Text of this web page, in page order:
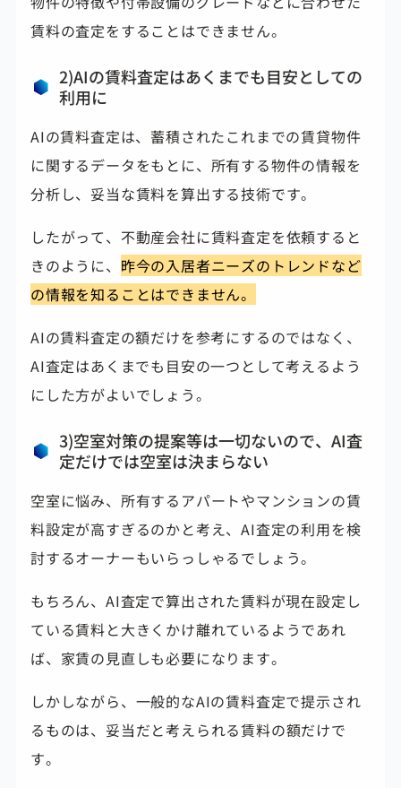
賃料の査定をすることはできません。
2)AIの賃料査定はあくまでも目安としての
利用に
AIの賃料査定は、蓄積されたこれまでの賃貸物件
に関するデータをもとに、所有する物件の情報を
分析し、妥当な賃料を算出する技術です。
したがって、不動産会社に賃料査定を依頼すると
きのように、 昨今の入居者ニーズのトレンドなど
の情報を知ることはできません。
AIの賃料査定の額だけを参考にするのではなく、
AI査定はあくまでも目安の一つとして考えるよう
にした方がよいでしょう。
3)空室対策の提案等は一切ないので、AI査
定だけでは空室は決まらない
空室に悩み、所有するアパートやマンションの賃
料設定が高すぎるのかと考え、AI査定の利用を検
討するオーナーもいらっしゃるでしょう。
もちろん、AI査定で算出された賃料が現在設定し
ている賃料と大きくかけ離れているようであれ
ば、家賃の見直しも必要になります。
しかしながら、一般的なAIの賃料査定で提示され
るものは、妥当だと考えられる賃料の額だけで
す。